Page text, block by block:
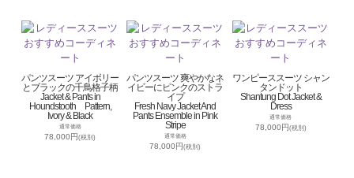
パンツスーツ アイボリー
とブラックの千鳥格子柄
Jacket & Pants in
Houndstooth Pattern,
Ivory & Black
通常価格
78,000円(税別)
パンツスーツ 爽やかなネ
イビーにピンクのストラ
イプ
Fresh Navy Jacket And
Pants Ensemble in Pink
Stripe
通常価格
78,000円(税別)
ワンピーススーツ シャン
タンドット
Shantung Dot Jacket &
Dress
通常価格
78,000円(税別)